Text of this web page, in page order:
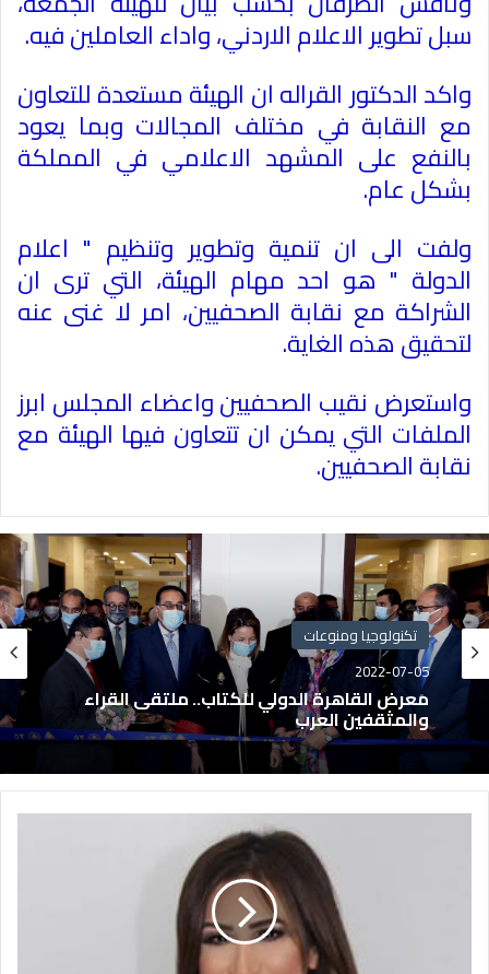
سبل تطوير الاعلام الاردني، واداء العاملين فيه.
واكد الدكتور القراله ان الهيئة مستعدة للتعاون
مع النقابة في مختلف المجالات وبما يعود
بالنفع على المشهد الاعلامي في المملكة
بشكل عام.
ولفت الى ان تنمية وتطوير وتنظيم " اعلام
الدولة " هو احد مهام الهيئة، التي ترى ان
الشراكة مع نقابة الصحفيين، امر لا غنى عنه
لتحقيق هذه الغاية.
واستعرض نقيب الصحفيين واعضاء المجلس ابرز
الملفات التي يمكن ان تتعاون فيها الهيئة مع
نقابة الصحفيين.
تكنولوجيا ومنوعات
2022-07-05
معرض القاهرة الدولي للكتاب.. ملتقى القراء
والمثقفين العرب